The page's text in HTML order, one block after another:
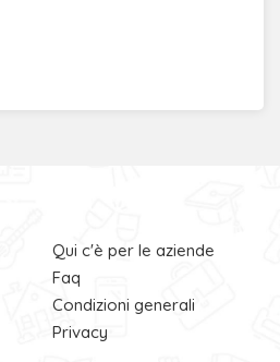
Qui c'è per le aziende
Faq
Condizioni generali
Privacy